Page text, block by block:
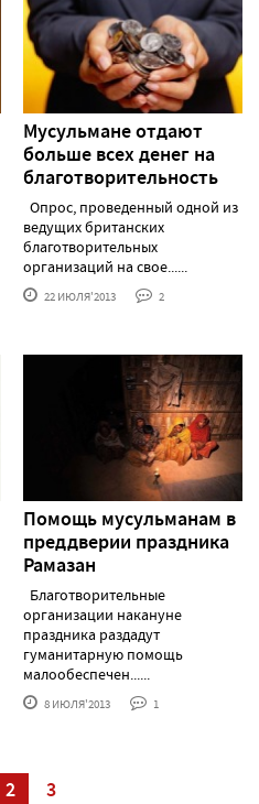
Мусульмане отдают
больше всех денег на
благотворительность
Опрос, проведенный одной из
ведущих британских
благотворительных
организаций на свое......
22 ИЮЛЯ'2013 2
Помощь мусульманам в
преддверии праздника
Рамазан
Благотворительные
организации накануне
праздника раздадут
гуманитарную помощь
малообеспечен......
8 ИЮЛЯ'2013 1
2 3